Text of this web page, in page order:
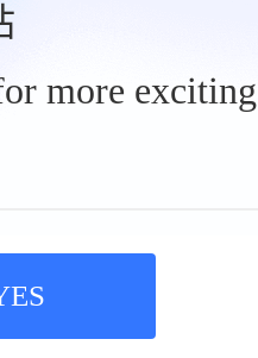
more exciting
2885张图片